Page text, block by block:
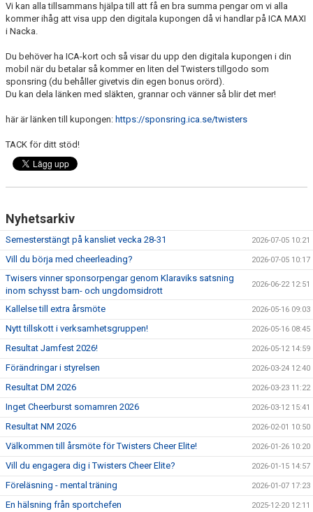
TWIST CHEER COMP
Vi kan alla tillsammans hjälpa till att få en bra summa pengar om vi alla
kommer ihåg att visa upp den digitala kupongen då vi handlar på ICA MAXI
i Nacka.
Du behöver ha ICA-kort och så visar du upp den digitala kupongen i din
mobil när du betalar så kommer en liten del Twisters tillgodo som
sponsring (du behåller givetvis din egen bonus orörd).
Du kan dela länken med släkten, grannar och vänner så blir det mer!
här är länken till kupongen: https://sponsring.ica.se/twisters
TACK för ditt stöd!
Nyhetsarkiv
Semesterstängt på kansliet vecka 28-31 2026-07-05 10:21
Vill du börja med cheerleading? 2026-07-05 10:17
Twisers vinner sponsorpengar genom Klaraviks satsning
inom schysst barn- och ungdomsidrott
2026-06-22 12:51
Kallelse till extra årsmöte 2026-05-16 09:03
Nytt tillskott i verksamhetsgruppen! 2026-05-16 08:45
Resultat Jamfest 2026! 2026-05-12 14:59
Förändringar i styrelsen 2026-03-24 12:40
Resultat DM 2026 2026-03-23 11:22
Inget Cheerburst somamren 2026 2026-03-12 15:41
Resultat NM 2026 2026-02-01 10:50
Välkommen till årsmöte för Twisters Cheer Elite! 2026-01-26 10:20
Vill du engagera dig i Twisters Cheer Elite? 2026-01-15 14:57
Föreläsning - mental träning 2026-01-07 17:23
En hälsning från sportchefen 2025-12-20 12:11